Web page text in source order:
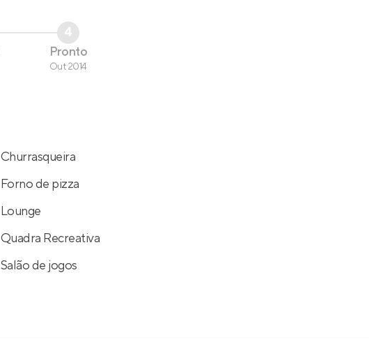
4
Pronto
Out 2014
Churrasqueira
Forno de pizza
Lounge
Quadra Recreativa
Salão de jogos